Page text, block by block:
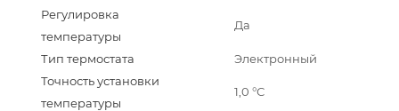
Регулировка
температуры
Да
Тип термостата
Электронный
Точность установки
температуры
1,0 °С